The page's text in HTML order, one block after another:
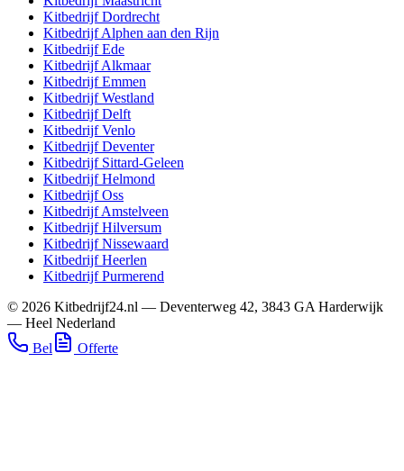
KitbedrijfDordrecht
KitbedrijfAlphen aan den Rijn
KitbedrijfEde
KitbedrijfAlkmaar
KitbedrijfEmmen
KitbedrijfWestland
KitbedrijfDelft
KitbedrijfVenlo
KitbedrijfDeventer
Kitbedrijf Sittard-Geleen
KitbedrijfHelmond
KitbedrijfOss
KitbedrijfAmstelveen
KitbedrijfHilversum
KitbedrijfNissewaard
KitbedrijfHeerlen
KitbedrijfPurmerend
© 2026 Kitbedrijf24.nl — Deventerweg 42, 3843 GA Harderwijk
— Heel Nederland
Bel
Offerte